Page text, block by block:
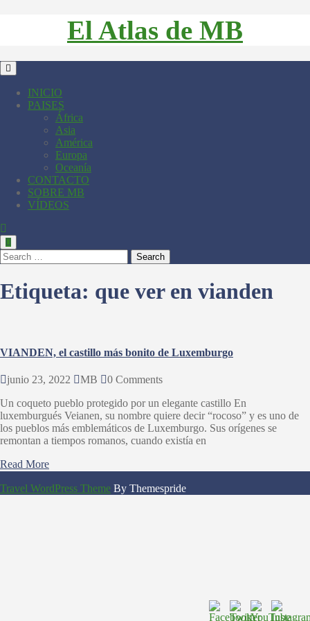
El Atlas de MB
INICIO
PAISES
África
Asia
América
Europa
Oceanía
CONTACTO
SOBRE MB
VÍDEOS
Search
Etiqueta: que ver en vianden
VIANDEN, el castillo más bonito de Luxemburgo
junio 23, 2022 MB
0 Comments
Un coqueto pueblo protegido por un elegante castillo En
luxemburgués Veianen, su nombre quiere decir “rocoso” y es uno de
los pueblos más emblemáticos de Luxemburgo. Sus orígenes se
remontan a tiempos romanos, cuando existía en
Read More
Travel WordPress Theme By Themespride